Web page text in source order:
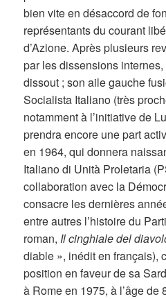
bien vite en désaccord de
représentants du courant
d’Azione. Après plusieurs
par les dissensions
dissout ; son aile gauche
Socialista Italiano (très
notamment à l’initiative de
prendra encore une part
en 1964, qui donnera
Italiano di Unità Proletaria
collaboration avec la
consacre les dernières
entre autres l’histoire du
roman, Il cinghiale del
diable », inédit en français),
position en faveur de sa
à Rome en 1975, à l’âge de